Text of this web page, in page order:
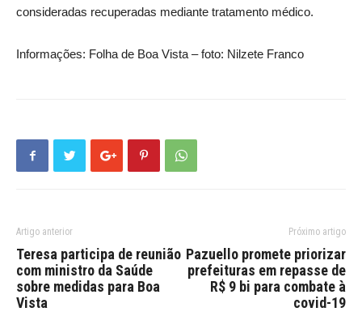
consideradas recuperadas mediante tratamento médico.
Informações: Folha de Boa Vista – foto: Nilzete Franco
Artigo anterior
Teresa participa de reunião
com ministro da Saúde
sobre medidas para Boa
Vista
Próximo artigo
Pazuello promete priorizar
prefeituras em repasse de
R$ 9 bi para combate à
covid-19